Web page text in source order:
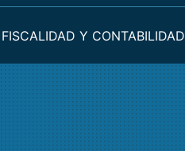
FISCALIDAD Y CONTABILIDAD